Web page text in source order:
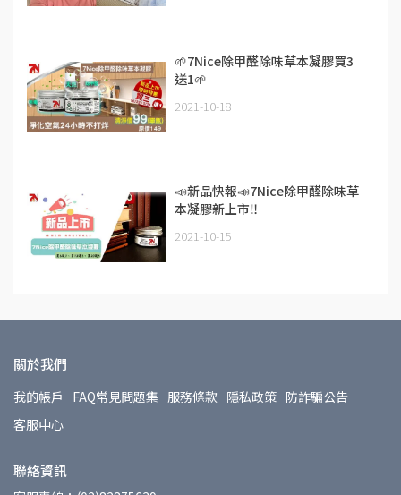
🌱7Nice除甲醛除味草本凝膠買3
送1🌱
2021-10-18
📣新品快報📣7Nice除甲醛除味草
本凝膠新上市‼️
2021-10-15
關於我們
我的帳戶 FAQ常見問題集 服務條款 隱私政策 防詐騙公告
客服中心
聯絡資訊